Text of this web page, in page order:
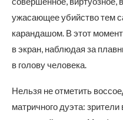
ужасающее убийство тем
карандашом. В этот
в экран, наблюдая за
в голову человека.
Нельзя не отметить
матричного дуэта: